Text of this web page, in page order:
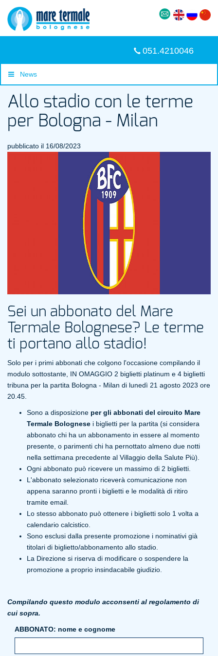
051.4210046
News
Allo stadio con le terme
per Bologna - Milan
pubblicato il 16/08/2023
Sei un abbonato del Mare
Termale Bolognese? Le terme
ti portano allo stadio!
Solo per i primi abbonati che colgono l'occasione compilando il
modulo sottostante, IN OMAGGIO 2 biglietti platinum e 4 biglietti
tribuna per la partita Bologna - Milan di lunedì 21 agosto 2023 ore
20.45.
Sono a disposizione per gli abbonati del circuito Mare
Termale Bolognese i biglietti per la partita (si considera
abbonato chi ha un abbonamento in essere al momento
presente, o parimenti chi ha pernottato almeno due notti
nella settimana precedente al Villaggio della Salute Più).
Ogni abbonato può ricevere un massimo di 2 biglietti.
L'abbonato selezionato riceverà comunicazione non
appena saranno pronti i biglietti e le modalità di ritiro
tramite email.
Lo stesso abbonato può ottenere i biglietti solo 1 volta a
calendario calcistico.
Sono esclusi dalla presente promozione i nominativi già
titolari di biglietto/abbonamento allo stadio.
La Direzione si riserva di modificare o sospendere la
promozione a proprio insindacabile giudizio.
Compilando questo modulo acconsenti al regolamento di
cui sopra.
ABBONATO: nome e cognome